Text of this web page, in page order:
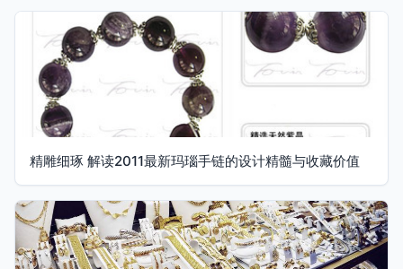
精雕细琢 解读2011最新玛瑙手链的设计精髓与收藏价值